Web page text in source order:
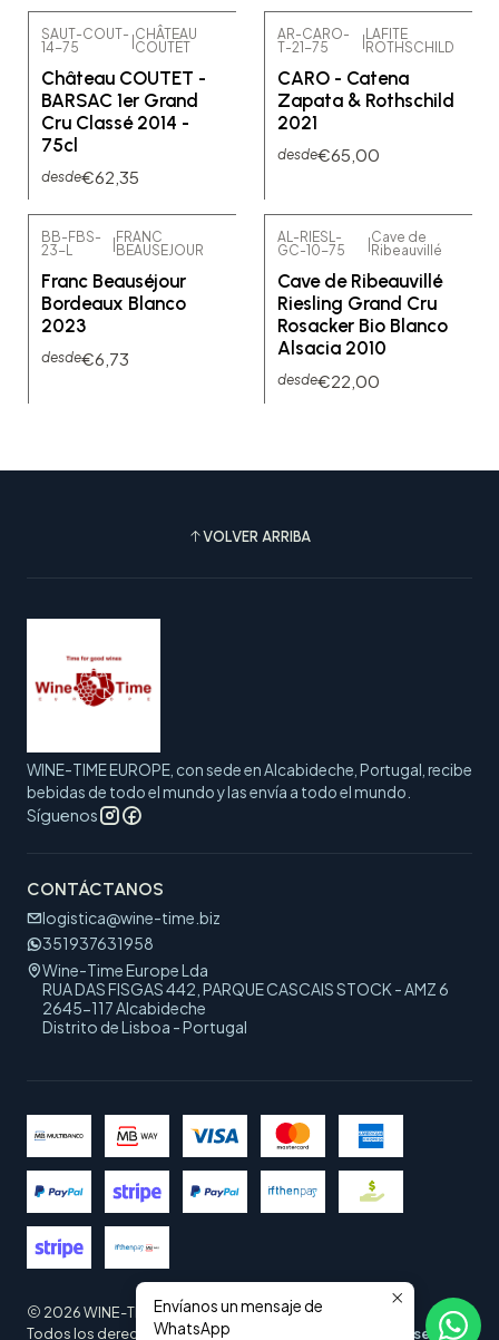
SAUT-COUT-
14-75
CHÂTEAU
COUTET
Château COUTET -
BARSAC 1er Grand
Cru Classé 2014 -
75cl
desde€62,35
AR-CARO-
T-21-75
LAFITE
ROTHSCHILD
CARO - Catena
Zapata & Rothschild
2021
desde€65,00
BB-FBS-
23-L
FRANC
BEAUSEJOUR
Franc Beauséjour
Bordeaux Blanco
2023
desde€6,73
AL-RIESL-
GC-10-75
Cave de
Ribeauvillé
Cave de Ribeauvillé
Riesling Grand Cru
Rosacker Bio Blanco
Alsacia 2010
desde€22,00
VOLVER ARRIBA
WINE-TIME EUROPE, con sede en Alcabideche, Portugal, recibe
bebidas de todo el mundo y las envía a todo el mundo.
Síguenos
CONTÁCTANOS
logistica@wine-time.biz
351937631958
Wine-Time Europe Lda
RUA DAS FISGAS 442, PARQUE CASCAIS STOCK - AMZ 6
2645-117 Alcabideche
Distrito de Lisboa - Portugal
2026 WINE-TIME EUROPE.
Todos los derechos reservados.
Desarrollado por Jumpseller.
Envíanos un mensaje de
WhatsApp